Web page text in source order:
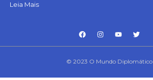
Leia Mais
© 2023 O Mundo Diplomático